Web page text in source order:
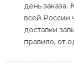
день заказа.
всей России
доставки
правило, от